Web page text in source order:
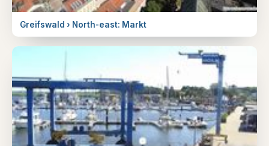
Greifswald › North-east: Markt